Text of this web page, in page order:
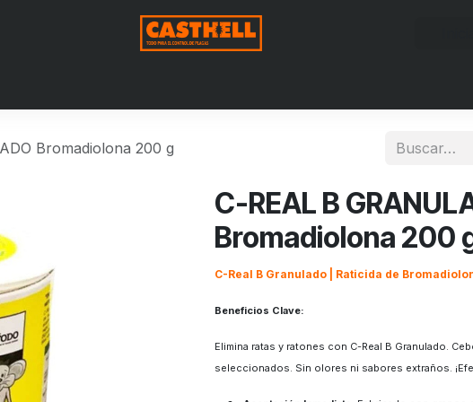
Bromadiolona 200 g
C-REAL B
Bromadiolona 200
C-Real B Granulado | Raticida de
Beneficios Clave:
Elimina ratas y ratones con C-Real B Granulado.
seleccionados. Sin olores ni sabores extraños.